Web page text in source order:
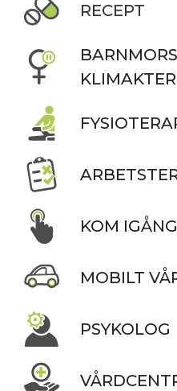
RECEPT
KOM
MOBILT
PSYKOLOG